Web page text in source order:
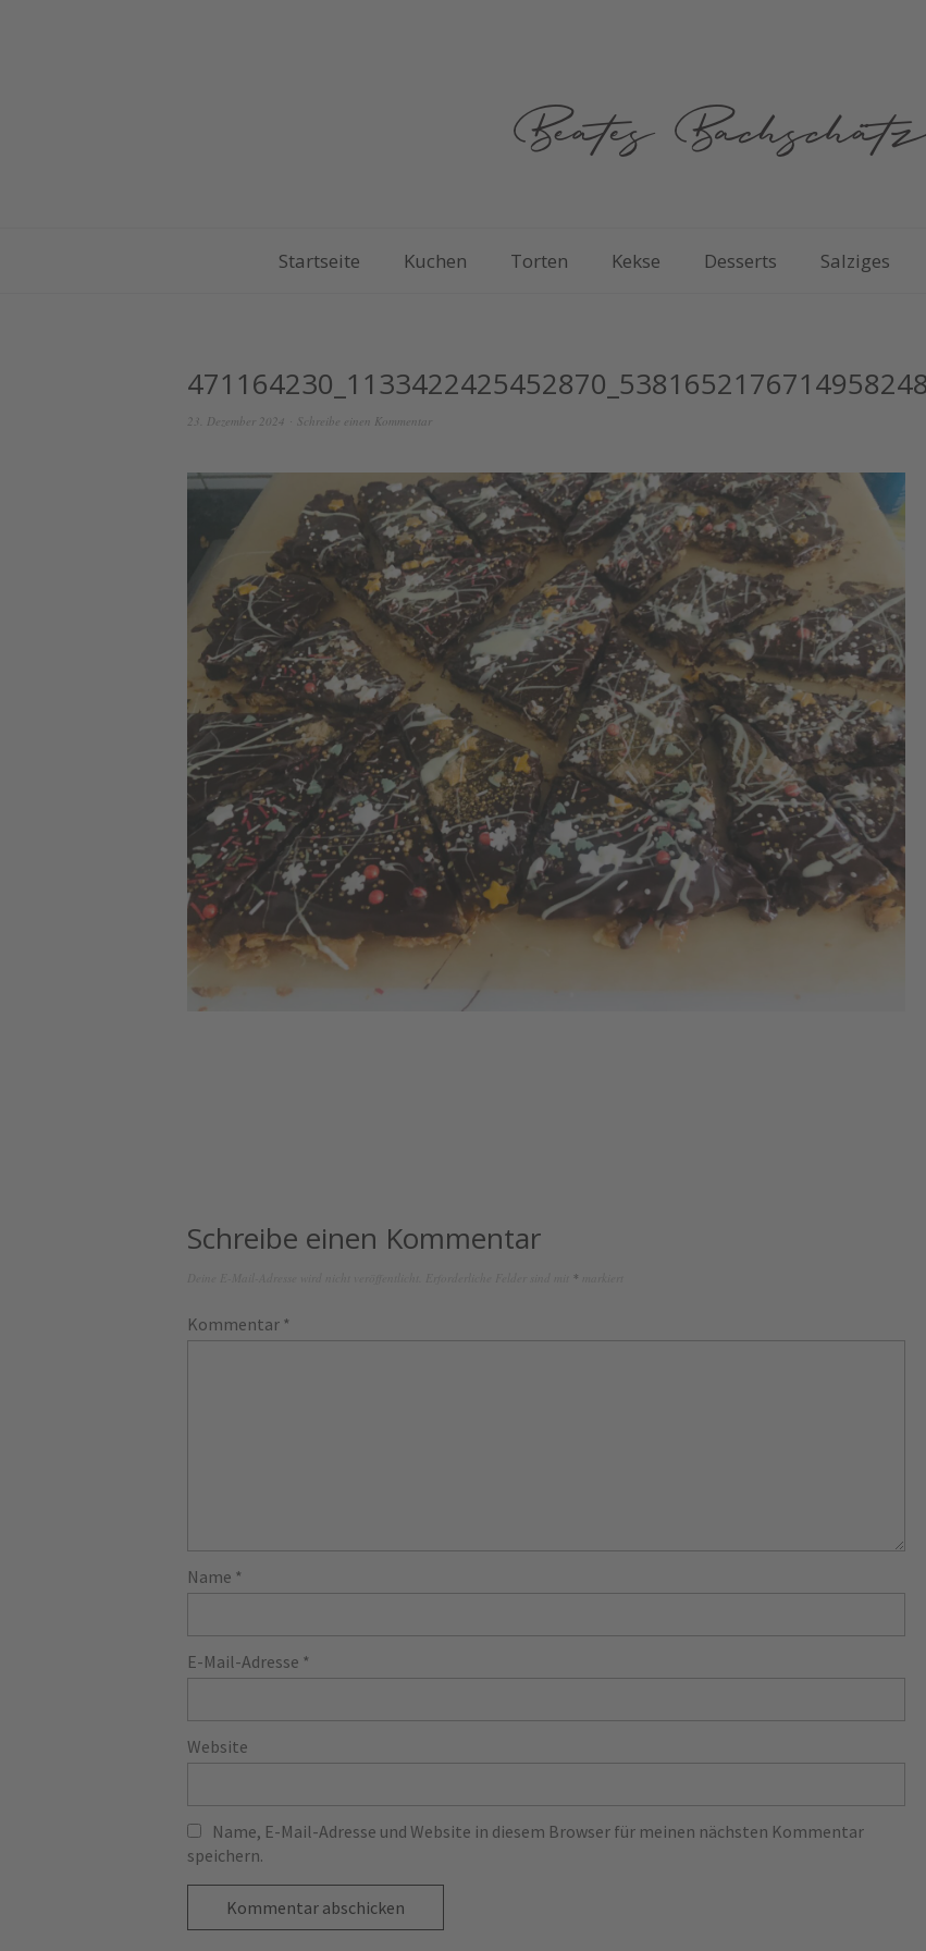
Startseite Kuchen Torten Kekse Desserts Salziges
23. Dezember 2024 Schreibe einen Kommentar
Schreibe einen Kommentar
*
Kommentar *
Name *
E-Mail-Adresse *
Website
Name, E-Mail-Adresse und Website in diesem Browser für meinen nächsten Kommentar
speichern.